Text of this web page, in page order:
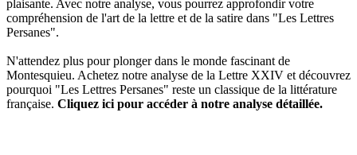
plaisante. Avec notre analyse, vous pourrez approfondir votre
compréhension de l'art de la lettre et de la satire dans "Les Lettres
Persanes".
N'attendez plus pour plonger dans le monde fascinant de
Montesquieu. Achetez notre analyse de la Lettre XXIV et découvrez
pourquoi "Les Lettres Persanes" reste un classique de la littérature
française. Cliquez ici pour accéder à notre analyse détaillée.